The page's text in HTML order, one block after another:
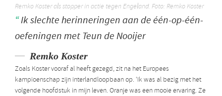
Remko Koster als stopper in actie tegen Engeland. Foto: Remko Koster
Ik slechte herinneringen aan de één-op-één-
oefeningen met Teun de Nooijer
Remko Koster
Zoals Koster vooraf al heeft gezegd, zit na het Europees
kampioenschap zijn interlandloopbaan op. ‘Ik was al bezig met het
volgende hoofdstuk in mijn leven. Oranje was een mooie ervaring. Ze